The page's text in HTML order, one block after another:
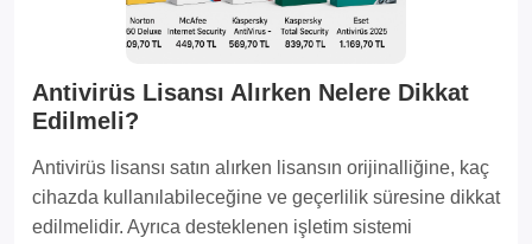
Antivirüs Lisansı Alırken Nelere Dikkat
Edilmeli?
Antivirüs lisansı satın alırken lisansın orijinalliğine, kaç
cihazda kullanılabileceğine ve geçerlilik süresine dikkat
edilmelidir. Ayrıca desteklenen işletim sistemi